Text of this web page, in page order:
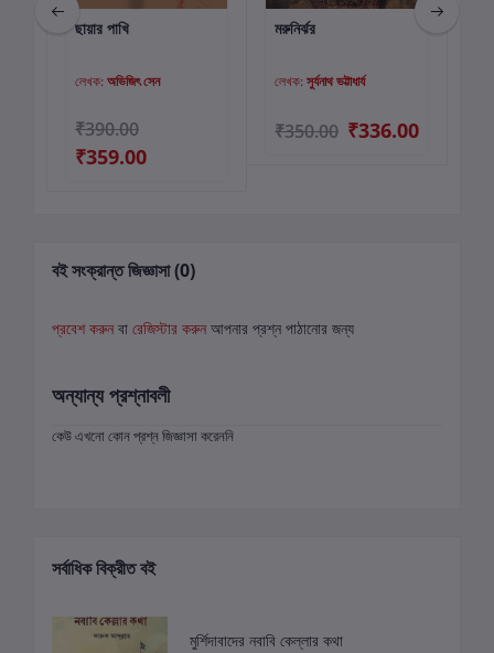
কার্টে যোগ করুন
ছায়ার পাখি
লেখক: অভিজিৎ সেন
₹390.00
₹359.00
কার্টে যোগ করুন
মরুনির্ঝর
লেখক: সুর্যনাথ ভট্টাধার্য
₹350.00 ₹336.00
বই সংক্রান্ত জিজ্ঞাসা (0)
প্রবেশ করুন বা রেজিস্টার করুন আপনার প্রশ্ন পাঠানোর জন্য
অন্যান্য প্রশ্নাবলী
কেউ এখনো কোন প্রশ্ন জিজ্ঞাসা করেননি
সর্বাধিক বিক্রীত বই
মুর্শিদাবাদের নবাবি কেল্লার কথা